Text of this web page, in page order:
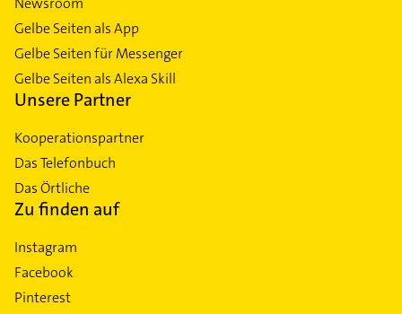
Gelbe Seiten als App
Gelbe Seiten für Messenger
Gelbe Seiten als Alexa Skill
Unsere Partner
Kooperationspartner
Das Telefonbuch
Das Örtliche
Zu finden auf
Instagram
Facebook
Pinterest